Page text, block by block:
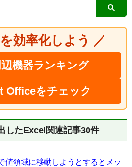
効率化しよう ／
機器ランキング
Officeをチェック
したExcel関連記事30件
値領域に移動しようとするとメッ